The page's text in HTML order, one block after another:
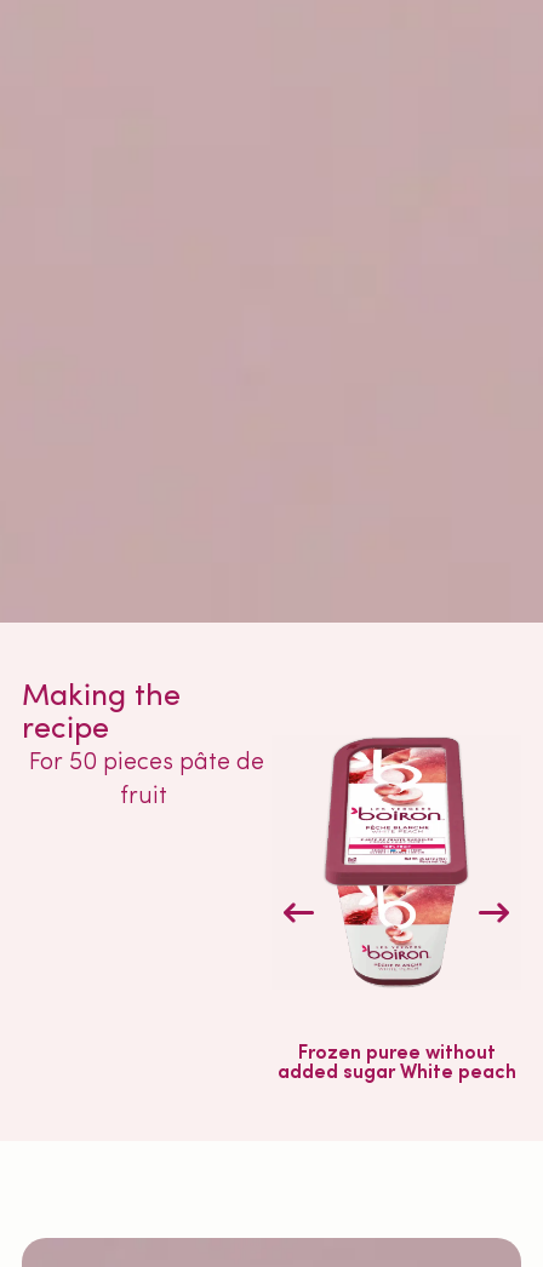
Making the
recipe
For 50 pieces pâte de
fruit
Frozen puree without
added sugar White peach